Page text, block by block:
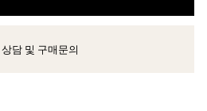
문의하거나 예약하세요
담 및 구매문의